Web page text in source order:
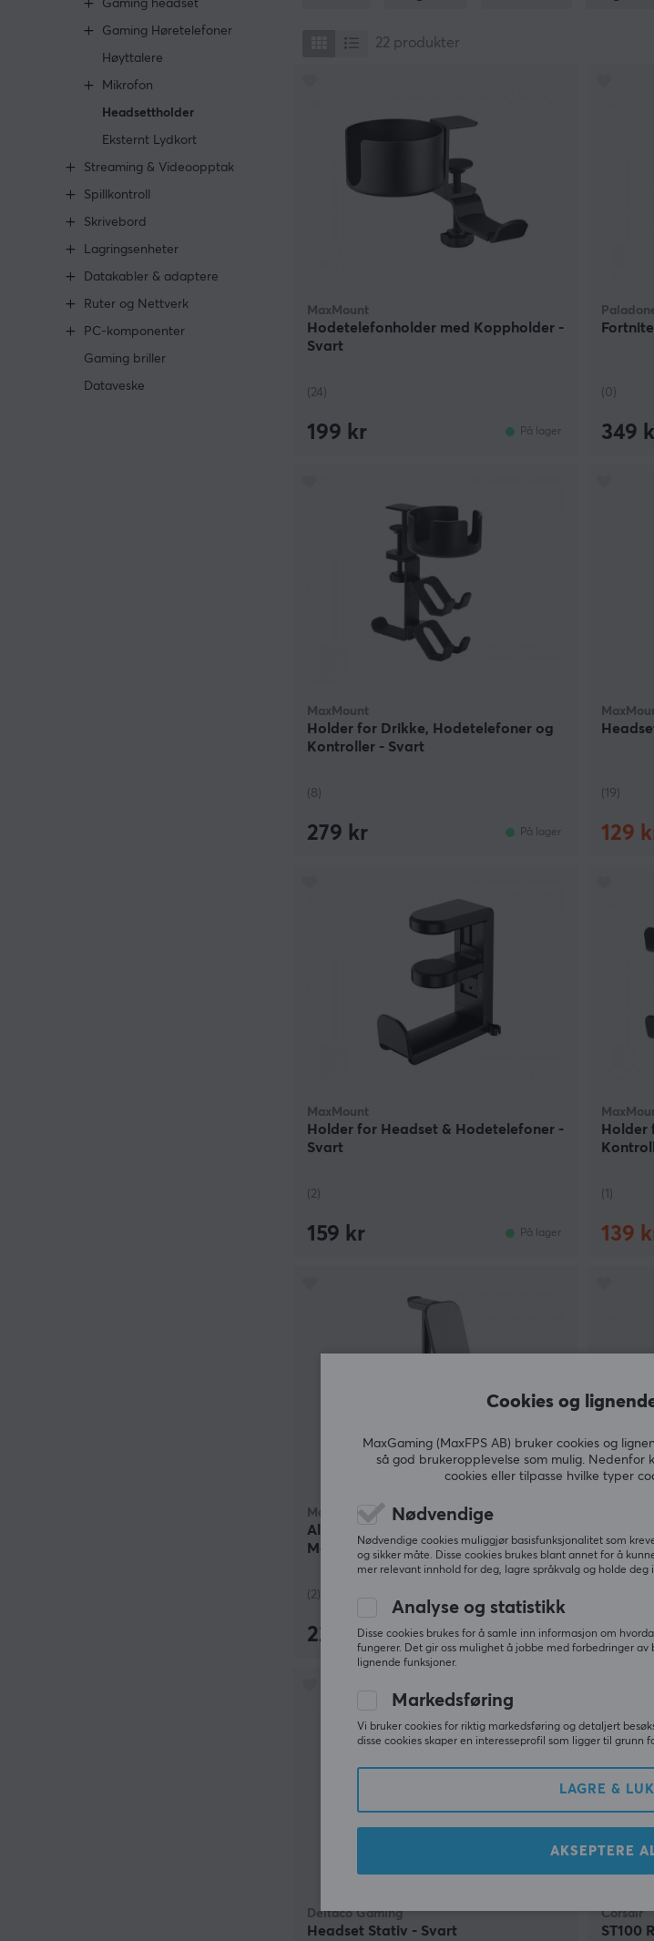
Gaming headset
Gaming Høretelefoner
Høyttalere
Mikrofon
Headsettholder
Eksternt Lydkort
Streaming & Videoopptak
Spillkontroll
Skrivebord
Lagringsenheter
Datakabler & adaptere
Ruter og Nettverk
PC-komponenter
Gaming briller
Dataveske
For å gi våre kunder og gamere muligheten til å
tilby flere ulike typer og design. Det om passer
borti eller at hodetelefonene detter i gulvet, og
produktene. Et hodetelefonsett er ingen dyr utgift
veilede deg i ditt valg eller kom innom og se på
22 produkter
MaxMount
Hodetelefonholder med Koppholder -
Svart
(24)
199 kr På lager
(0)
349
MaxMount
Holder for Drikke, Hodetelefoner og
Kontroller - Svart
(8)
279 kr På lager
(19)
129
MaxMount
Holder for Headset & Hodetelefoner -
Svart
(2)
159 kr På lager
Holder
(1)
139
MaxMount
Aluminium Headsetstativ og
Mobilholder - Svart
(2)
229 kr På lager 299
Deltaco Gaming
Headset Stativ - Svart
Corsair
ST100
Cookies og
MaxGaming (MaxFPS AB) bruker cookies og
så god brukeropplevelse som mulig. Nedenfor
cookies eller tilpasse hvilke typer
Nødvendige
Nødvendige cookies muliggjør basisfunksjonalitet som
og sikker måte. Disse cookies brukes blant annet for å
mer relevant innhold for deg, lagre språkvalg og holde
Analyse og statistikk
Disse cookies brukes for å samle inn informasjon om
fungerer. Det gir oss mulighet å jobbe med forbedringer
lignende funksjoner.
Markedsføring
Vi bruker cookies for riktig markedsføring og detaljert
disse cookies skaper en interesseprofil som ligger til grunn
LAGRE &
AKSEPTERE